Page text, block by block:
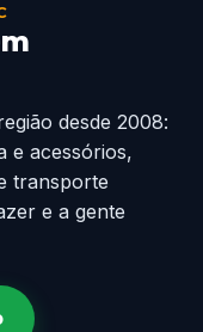
desde 2008:
e acessórios,
transporte
e a gente